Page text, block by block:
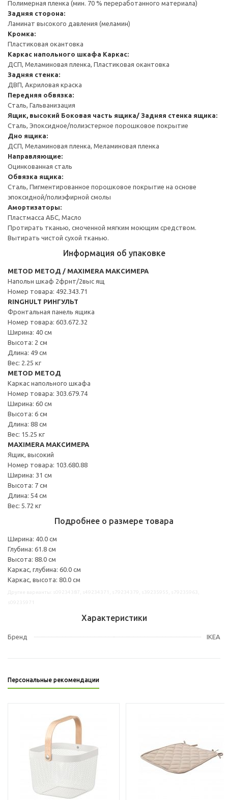
Полимерная пленка (мин. 70 % переработанного материала)
Задняя сторона:
Ламинат высокого давления (меламин)
Кромка:
Пластиковая окантовка
Каркас напольного шкафа Каркас:
ДСП, Меламиновая пленка, Пластиковая окантовка
Задняя стенка:
ДВП, Акриловая краска
Передняя обвязка:
Сталь, Гальванизация
Ящик, высокий Боковая часть ящика/ Задняя стенка ящика:
Сталь, Эпоксидное/полиэстерное порошковое покрытие
Дно ящика:
ДСП, Меламиновая пленка, Меламиновая пленка
Направляющие:
Оцинкованная сталь
Обвязка ящика:
Сталь, Пигментированное порошковое покрытие на основе
эпоксидной/полиэфирной смолы
Амортизаторы:
Пластмасса АБС, Масло
Протирать тканью, смоченной мягким моющим средством.
Вытирать чистой сухой тканью.
Информация об упаковке
METOD МЕТОД / MAXIMERA МАКСИМЕРА
Напольн шкаф 2фрнт/2выс ящ
Номер товара: 492.343.71
RINGHULT РИНГУЛЬТ
Фронтальная панель ящика
Номер товара: 603.672.32
Ширина: 40 см
Высота: 2 см
Длина: 49 см
Вес: 2.25 кг
METOD МЕТОД
Каркас напольного шкафа
Номер товара: 303.679.74
Ширина: 60 см
Высота: 6 см
Длина: 88 см
Вес: 15.25 кг
MAXIMERA МАКСИМЕРА
Ящик, высокий
Номер товара: 103.680.88
Ширина: 31 см
Высота: 7 см
Длина: 54 см
Вес: 5.72 кг
Подробнее о размере товара
Ширина: 40.0 см
Глубина: 61.8 см
Высота: 88.0 см
Каркас, глубина: 60.0 см
Каркас, высота: 80.0 см
Характеристики
Бренд IKEA
Персональные рекомендации